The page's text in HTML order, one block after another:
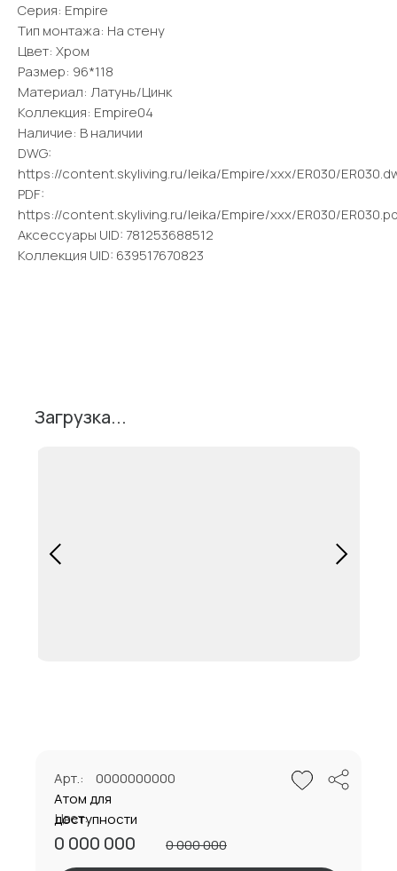
Серия: Empire
Тип монтажа: На стену
Цвет: Хром
Размер: 96*118
Материал: Латунь/Цинк
Коллекция: Empire04
Наличие: В наличии
DWG:
https://content.skyliving.ru/leika/Empire/xxx/ER030/
PDF:
https://content.skyliving.ru/leika/Empire/xxx/ER030/
Аксессуары UID: 781253688512
Коллекция UID: 639517670823
0 000 000 0 000 000
0000000000
Арт.:
Цвет:
Загрузка...
Атом для
доступности